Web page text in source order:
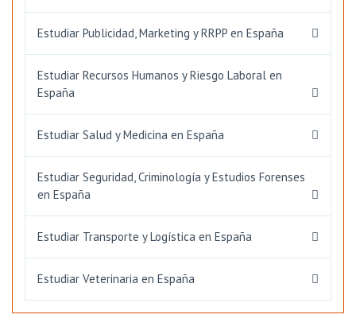
Estudiar Publicidad, Marketing y RRPP en España
Estudiar Recursos Humanos y Riesgo Laboral en
España
Estudiar Salud y Medicina en España
Estudiar Seguridad, Criminología y Estudios Forenses
en España
Estudiar Transporte y Logística en España
Estudiar Veterinaria en España